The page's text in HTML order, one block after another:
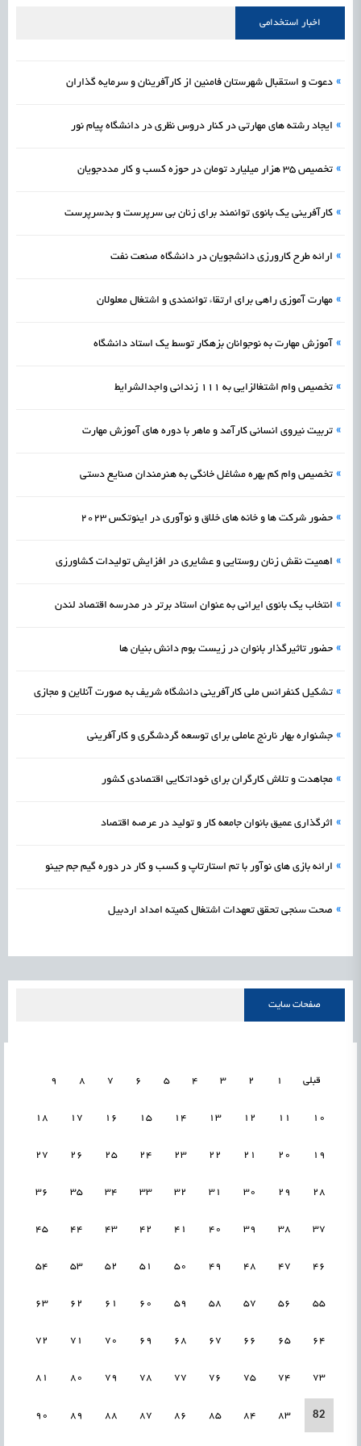
اخبار استخدامی
» دعوت و استقبال شهرستان فامنین از کارآفرینان و سرمایه گذاران
» ایجاد رشته های مهارتی در کنار دروس نظری در دانشگاه پیام نور
» تخصیص 35 هزار میلیارد تومان در حوزه کسب و کار مددجویان
» کارآفرینی یک بانوی توانمند برای زنان بی سرپرست و بدسرپرست
» ارائه طرح کارورزی دانشجویان در دانشگاه صنعت نفت
» مهارت آموزی راهی برای ارتقاء توانمندی و اشتغال معلولان
» آموزش مهارت به نوجوانان بزهکار توسط یک استاد دانشگاه
» تخصیص وام اشتغالزایی به 111 زندانی واجدالشرایط
» تربیت نیروی انسانی کارآمد و ماهر با دوره های آموزش مهارت
» تخصیص وام کم بهره مشاغل خانگی به هنرمندان صنایع دستی
» حضور شرکت ها و خانه های خلاق و نوآوری در اینوتکس 2023
» اهمیت نقش زنان روستایی و عشایری در افزایش تولیدات کشاورزی
» انتخاب یک بانوی ایرانی به عنوان استاد برتر در مدرسه اقتصاد لندن
» حضور تاثیرگذار بانوان در زیست بوم دانش بنیان ها
» تشکیل کنفرانس ملی کارآفرینی دانشگاه شریف به صورت آنلاین و مجازی
» جشنواره بهار نارنج عاملی برای توسعه گردشگری و کارآفرینی
» مجاهدت و تلاش کارگران برای خوداتکایی اقتصادی کشور
» اثرگذاری عمیق بانوان جامعه کار و تولید در عرصه اقتصاد
» ارائه بازی های نوآور با تم استارتاپ و کسب و کار در دوره گیم جم جینو
» صحت سنجی تحقق تعهدات اشتغال کمیته امداد اردبیل
صفحات سایت
قبلی 1
2
3
4
5
6
7
8
9
10
11
12
13
14
15
16
17
18
19
20
21
22
23
24
25
26
27
28
29
30
31
32
33
34
35
36
37
38
39
40
41
42
43
44
45
46
47
48
49
50
51
52
53
54
55
56
57
58
59
60
61
62
63
64
65
66
67
68
69
70
71
72
73
74
75
76
77
78
79
80
81
82
83
84
85
86
87
88
89
90